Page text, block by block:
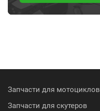
Запчасти для мотоциклов
Запчасти для скутеров